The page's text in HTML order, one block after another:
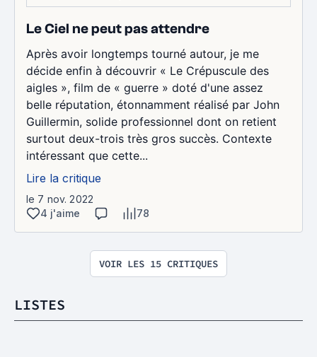
Le Ciel ne peut pas attendre
Après avoir longtemps tourné autour, je me
décide enfin à découvrir « Le Crépuscule des
aigles », film de « guerre » doté d'une assez
belle réputation, étonnamment réalisé par John
Guillermin, solide professionnel dont on retient
surtout deux-trois très gros succès. Contexte
intéressant que cette...
Lire la critique
le 7 nov. 2022
4 j'aime
78
VOIR LES 15 CRITIQUES
LISTES